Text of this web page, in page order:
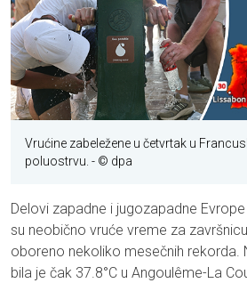
Vrućine zabeležene u četvrtak u
poluostrvu. - © dpa
Delovi zapadne i jugozapadne
su neobično vruće vreme za
oboreno nekoliko mesečnih rekorda.
bila je čak 37.8°C u Angoulême-La